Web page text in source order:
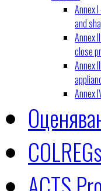
Annex
and
Annex
close
Annex
Annex